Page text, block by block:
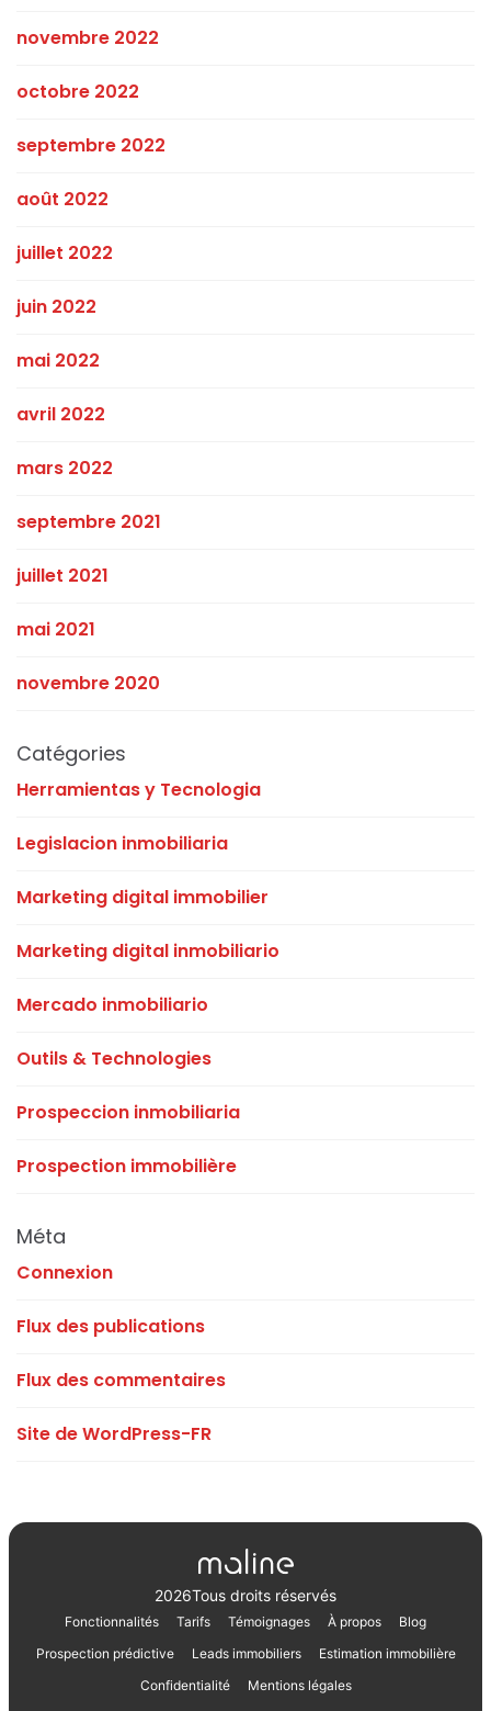
novembre 2022
octobre 2022
septembre 2022
août 2022
juillet 2022
juin 2022
mai 2022
avril 2022
mars 2022
septembre 2021
juillet 2021
mai 2021
novembre 2020
Catégories
Herramientas y Tecnologia
Legislacion inmobiliaria
Marketing digital immobilier
Marketing digital inmobiliario
Mercado inmobiliario
Outils & Technologies
Prospeccion inmobiliaria
Prospection immobilière
Méta
Connexion
Flux des publications
Flux des commentaires
Site de WordPress-FR
2026Tous droits réservés
Fonctionnalités Tarifs Témoignages À propos
Blog
Prospection prédictive
Leads immobiliers
Estimation immobilière
Confidentialité
Mentions légales